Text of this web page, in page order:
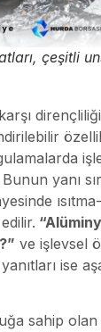
çeşitli
yanı
ve işlevsel
ise
sahip olan